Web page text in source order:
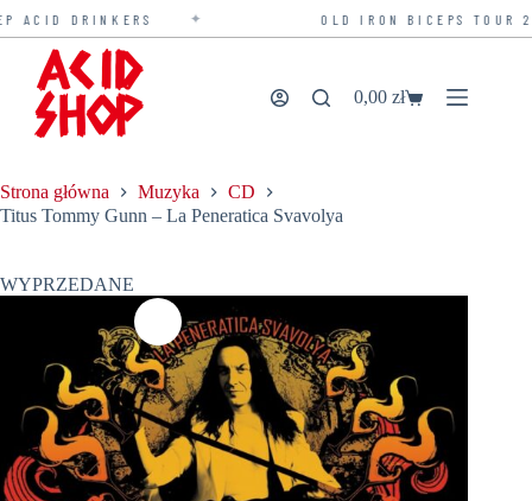
DRINKERS OLD IRON BICEPS TOUR
Przejdź
treści
Koszyk
0,00zł
Strona główna Muzyka
CD
Titus Tommy Gunn – La Peneratica Svavolya
WYPRZEDANE